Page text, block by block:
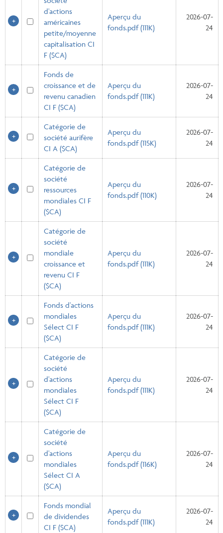
d'actions
américaines
petite/moyenne
capitalisation CI
F ($CA)
Aperçu du
fonds.pdf (111K)
2026-07-
24
Fonds de
croissance et de
revenu canadien
CI F ($CA)
Aperçu du
fonds.pdf (111K)
2026-07-
24
Catégorie de
société aurifère
CI A ($CA)
Aperçu du
fonds.pdf (115K)
2026-07-
24
Catégorie de
société
ressources
mondiales CI F
($CA)
Aperçu du
fonds.pdf (110K)
2026-07-
24
Catégorie de
société
mondiale
croissance et
revenu CI F
($CA)
Aperçu du
fonds.pdf (111K)
2026-07-
24
Fonds d'actions
mondiales
Sélect CI F
($CA)
Aperçu du
fonds.pdf (111K)
2026-07-
24
Catégorie de
société
d'actions
mondiales
Sélect CI F
($CA)
Aperçu du
fonds.pdf (111K)
2026-07-
24
Catégorie de
société
d'actions
mondiales
Sélect CI A
($CA)
Aperçu du
fonds.pdf (116K)
2026-07-
24
Fonds mondial
de dividendes
CI F ($CA)
Aperçu du
fonds.pdf (111K)
2026-07-
24